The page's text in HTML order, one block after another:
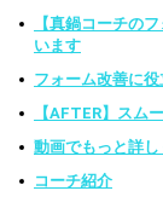
【真鍋コーチの
います
フォーム改善に
【AFTER】スム
動画でもっと詳
コーチ紹介